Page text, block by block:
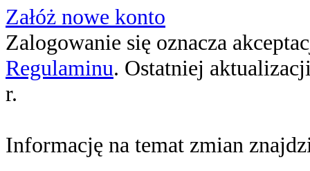
Załóż nowe konto
Zalogowanie się oznacza
Regulaminu. Ostatniej
r.
Informację na temat zmian